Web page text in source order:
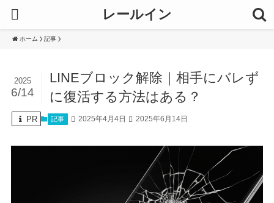
レールイン
ホーム 記事
LINEブロック解除｜相手にバレず
に復活する方法はある？
2025
6/14
PR 記事 2025年4月4日 2025年6月14日